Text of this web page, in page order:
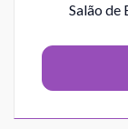
Salão de